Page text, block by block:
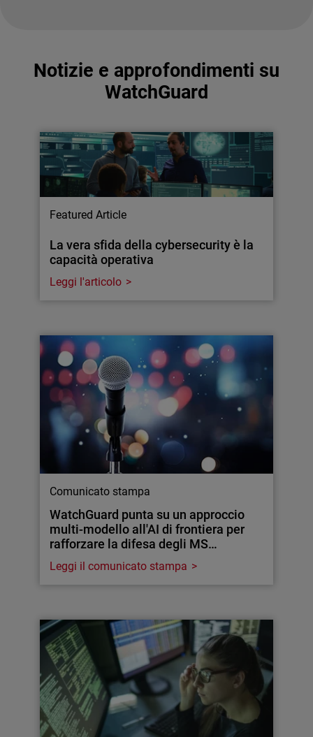
Notizie e approfondimenti su
WatchGuard
Featured Article
La vera sfida della cybersecurity è la
capacità operativa
Leggi l'articolo
Comunicato stampa
WatchGuard punta su un approccio
multi-modello all'AI di frontiera per
rafforzare la difesa degli MS…
Leggi il comunicato stampa